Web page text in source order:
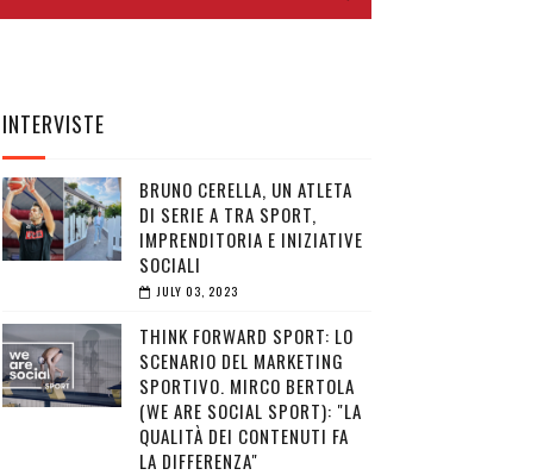
INTERVISTE
BRUNO CERELLA, UN ATLETA
DI SERIE A TRA SPORT,
IMPRENDITORIA E INIZIATIVE
SOCIALI
JULY 03, 2023
THINK FORWARD SPORT: LO
SCENARIO DEL MARKETING
SPORTIVO. MIRCO BERTOLA
(WE ARE SOCIAL SPORT): "LA
QUALITÀ DEI CONTENUTI FA
LA DIFFERENZA"